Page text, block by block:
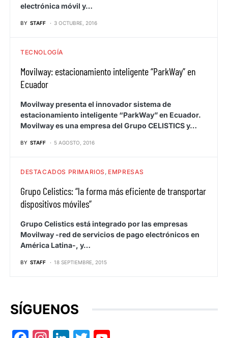
electrónica móvil y…
BY STAFF 3 OCTUBRE, 2016
TECNOLOGÍA
Movilway: estacionamiento inteligente “ParkWay” en
Ecuador
Movilway presenta el innovador sistema de
estacionamiento inteligente “ParkWay” en Ecuador.
Movilway es una empresa del Grupo CELISTICS y…
BY STAFF 5 AGOSTO, 2016
DESTACADOS PRIMARIOS EMPRESAS
Grupo Celistics: “la forma más eficiente de transportar
dispositivos móviles”
Grupo Celistics está integrado por las empresas
Movilway -red de servicios de pago electrónicos en
América Latina-, y…
BY STAFF 18 SEPTIEMBRE, 2015
SÍGUENOS